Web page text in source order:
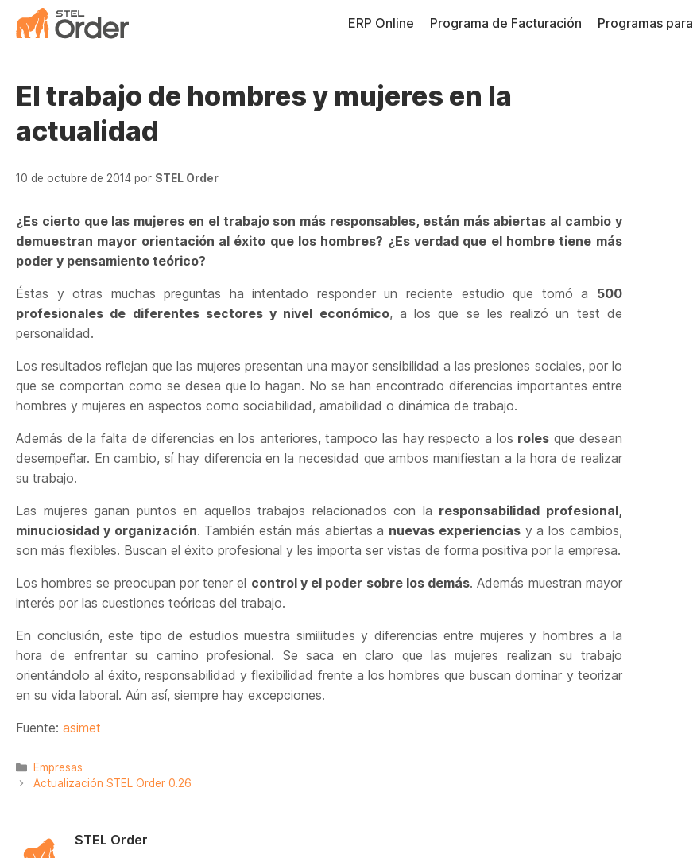
ERP Online Programa de Facturación Programas para
El trabajo de hombres y mujeres en la
actualidad
10 de octubre de 2014 por STEL Order
¿Es cierto que las mujeres en el trabajo son más responsables, están más abiertas al cambio y
demuestran mayor orientación al éxito que los hombres? ¿Es verdad que el hombre tiene más
poder y pensamiento teórico?
Éstas y otras muchas preguntas ha intentado responder un reciente estudio que tomó a 500
profesionales de diferentes sectores y nivel económico, a los que se les realizó un test de
personalidad.
Los resultados reflejan que las mujeres presentan una mayor sensibilidad a las presiones sociales, por lo
que se comportan como se desea que lo hagan. No se han encontrado diferencias importantes entre
hombres y mujeres en aspectos como sociabilidad, amabilidad o dinámica de trabajo.
Además de la falta de diferencias en los anteriores, tampoco las hay respecto a los roles que desean
desempeñar. En cambio, sí hay diferencia en la necesidad que ambos manifiestan a la hora de realizar
su trabajo.
Las mujeres ganan puntos en aquellos trabajos relacionados con la responsabilidad profesional,
minuciosidad y organización. También están más abiertas a nuevas experienciasy a los cambios,
son más flexibles. Buscan el éxito profesional y les importa ser vistas de forma positiva por la empresa.
Los hombres se preocupan por tener el control y el poder sobre los demás. Además muestran mayor
interés por las cuestiones teóricas del trabajo.
En conclusión, este tipo de estudios muestra similitudes y diferencias entre mujeres y hombres a la
hora de enfrentar su camino profesional. Se saca en claro que las mujeres realizan su trabajo
orientándolo al éxito, responsabilidad y flexibilidad frente a los hombres que buscan dominar y teorizar
en su vida laboral. Aún así, siempre hay excepciones.
Fuente: asimet
Categorías
Empresas
Actualización STEL Order 0.26
STEL Order